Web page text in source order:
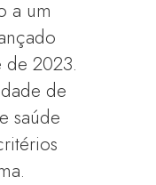
a um
de 2023.
de
saúde